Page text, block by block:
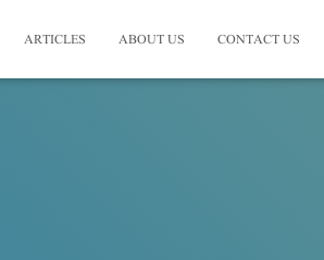
ARTICLES ABOUT US CONTACT US